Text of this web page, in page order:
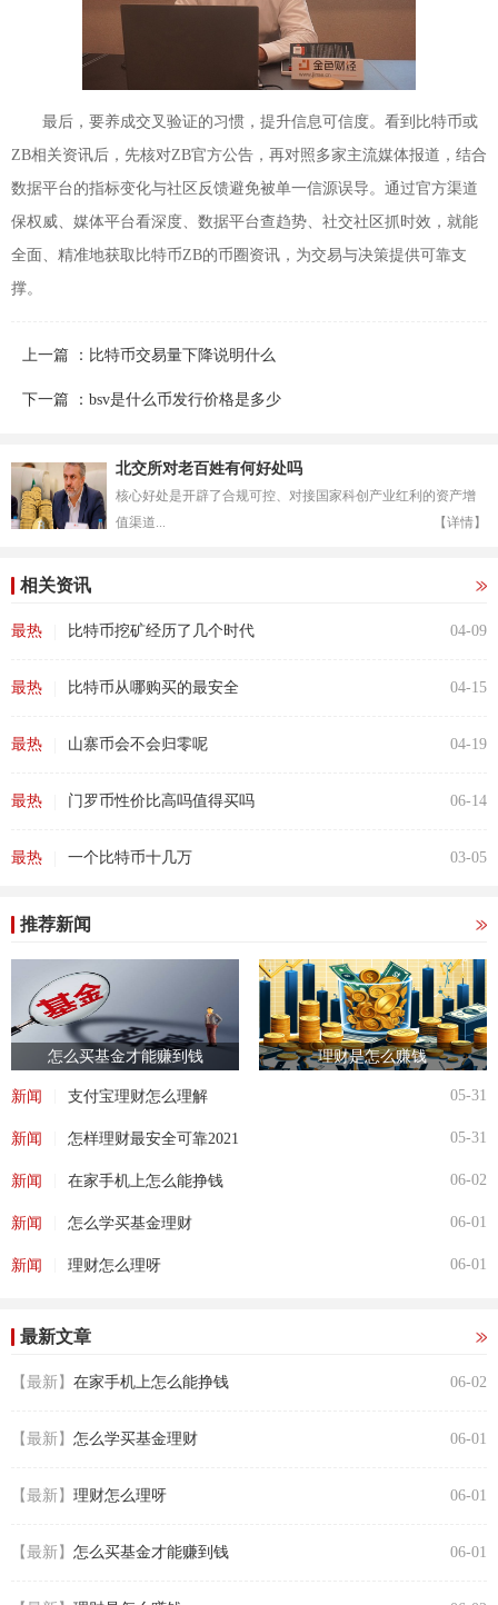
最后，要养成交叉验证的习惯，提升信息可信度。看到比特币或
ZB相关资讯后，先核对ZB官方公告，再对照多家主流媒体报道，结合
数据平台的指标变化与社区反馈避免被单一信源误导。通过官方渠道
保权威、媒体平台看深度、数据平台查趋势、社交社区抓时效，就能
全面、精准地获取比特币ZB的币圈资讯，为交易与决策提供可靠支
撑。
上一篇 ：比特币交易量下降说明什么
下一篇 ：bsv是什么币发行价格是多少
北交所对老百姓有何好处吗
核心好处是开辟了合规可控、对接国家科创产业红利的资产增
值渠道...
【详情】
相关资讯
最热 比特币挖矿经历了几个时代 04-09
最热 比特币从哪购买的最安全 04-15
最热 山寨币会不会归零呢 04-19
最热 门罗币性价比高吗值得买吗 06-14
最热 一个比特币十几万 03-05
推荐新闻
怎么买基金才能赚到钱 理财是怎么赚钱
新闻 支付宝理财怎么理解 05-31
新闻 怎样理财最安全可靠2021 05-31
新闻 在家手机上怎么能挣钱 06-02
新闻 怎么学买基金理财 06-01
新闻 理财怎么理呀 06-01
最新文章
【最新】 在家手机上怎么能挣钱 06-02
【最新】 怎么学买基金理财 06-01
【最新】 理财怎么理呀 06-01
【最新】 怎么买基金才能赚到钱 06-01